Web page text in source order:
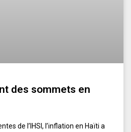
des sommets en
de l’IHSI, l’inflation en Haïti a